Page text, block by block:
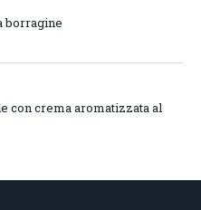
borragine
con crema aromatizzata al